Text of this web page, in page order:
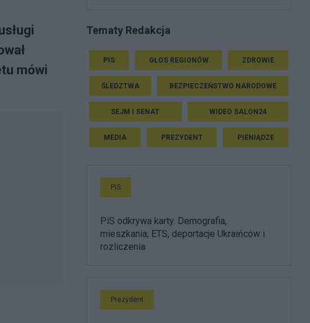
mówi
Tematy Redakcja
PIS GŁOS REGIONÓW ZDROWIE
ŚLEDZTWA BEZPIECZEŃSTWO NARODOWE
SEJM I SENAT WIDEO SALON24
MEDIA PREZYDENT PIENIĄDZE
PiS
PiS odkrywa karty. Demografia,
mieszkania, ETS, deportacje Ukraińców i
rozliczenia
Prezydent